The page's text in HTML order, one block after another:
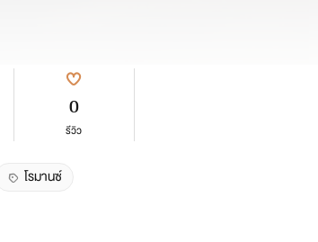
0
รีวิว
โรมานซ์